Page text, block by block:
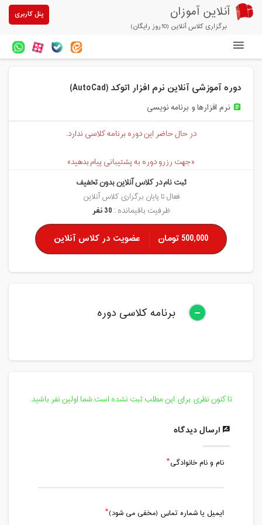
آنلاین آموزان
برگزاری کلاس آنلاین (10روز رایگان)
پنل کاربری
آزمون های آنلاین
خرید سرویس کلاس آنلاین
پیشنهادهای ویژه
تخفیفهای مشارکتی
درباره ما
دوره آموزشی آنلاین نرم افزار اتوکد (AutoCad)
assignment نرم افزارها و برنامه نویسی
در حال حاضر این دوره برنامه کلاسی ندارد.
«جهت رزرو دوره به پشتیبانی پیام بدهید»
ثبت نام در کلاس آنلاین بدون تخفیف
فعال تا پایان برگزاری کلاس آنلاین
ظرفیت باقیمانده : 30 نفر
500,000 تومان عضویت در کلاس آنلاین
برنامه کلاسی دوره
تا کنون نظری برای این مطلب ثبت نشده است.شما اولین نفر باشید.
ارسال دیدگاه
نام و نام خانوادگی
ایمیل یا شماره تماس (مخفی می شود)